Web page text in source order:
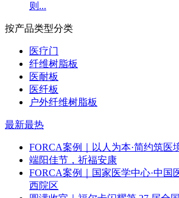
则...
按产品类型分类
医疗门
纤维树脂板
医耐板
医纤板
户外纤维树脂板
最新最热
FORCA案例｜以人为本·简约筑医
端阳佳节，祈福安康
FORCA案例｜国家医学中心·中国
西院区